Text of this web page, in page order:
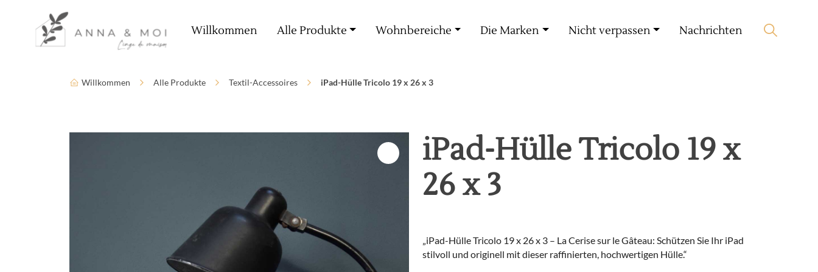
Zugänglichkeitsparameter
Willkommen Alle Produkte Wohnbereiche Die Marken Nicht verpassen Nachrichten
Willkommen Alle Produkte Textil-Accessoires iPad-Hülle Tricolo 19 x 26 x 3
iPad-Hülle Tricolo 19 x
26 x 3
„iPad-Hülle Tricolo 19 x 26 x 3 – La Cerise sur le Gâteau: Schützen Sie Ihr iPad
stilvoll und originell mit dieser raffinierten, hochwertigen Hülle.“